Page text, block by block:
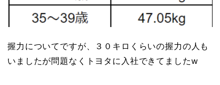
握力についてですが、３０キロくらいの握力の人も
いましたが問題なくトヨタに入社できてましたw